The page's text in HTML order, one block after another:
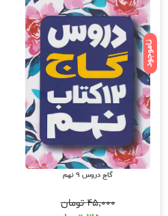
ناموجود
گاج دروس 9 نهم
۴۵,۰۰۰تومان